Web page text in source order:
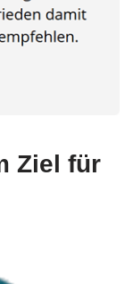
Ziel für